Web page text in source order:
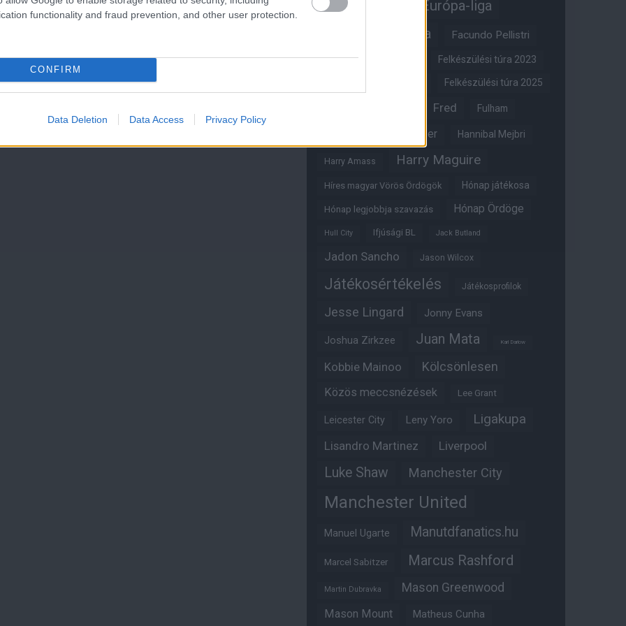
functionality and fraud prevention, and other user protection.
CONFIRM
Data Deletion Data Access Privacy Policy
Erik ten Hag Európa-liga
FA-kupa Facundo Pellistri
Felkészülési túra 2022 Felkészülési túra 2023
Felkészülési túra 2025
Fred Fulham
Glazer Hannibal Mejbri
Harry Amass Harry Maguire
Híres magyar Vörös Ördögök Hónap játékosa
Hónap legjobbja szavazás Hónap Ördöge
Hull City Ifjúsági BL Jack Butland
Jadon Sancho Jason Wilcox
Játékosértékelés Játékosprofilok
Jesse Lingard Jonny Evans
Joshua Zirkzee Juan Mata Karl Darlow
Kobbie Mainoo Kölcsönlesen
Közös meccsnézések Lee Grant
Leicester City Leny Yoro Ligakupa
Lisandro Martinez Liverpool
Luke Shaw Manchester City
Manchester United
Manuel Ugarte Manutdfanatics.hu
Marcel Sabitzer Marcus Rashford
Martin Dubravka Mason Greenwood
Mason Mount Matheus Cunha